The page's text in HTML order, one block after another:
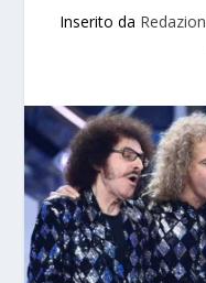
Inserito da